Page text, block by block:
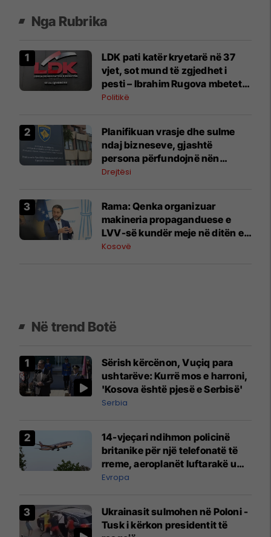
Nga Rubrika
LDK pati katër kryetarë në 37
vjet, sot mund të zgjedhet i
pesti – Ibrahim Rugova mbetet
më jetëgjati
Politikë
​Planifikuan vrasje dhe sulme
ndaj bizneseve, gjashtë
persona përfundojnë nën
aktakuzë
Drejtësi
Rama: Qenka organizuar
makineria propaganduese e
LVV-së kundër meje në ditën e
Kuvendit të LDK-së
Kosovë
Në trend Botë
Sërish kërcënon, Vuçiq para
ushtarëve: Kurrë mos e harroni,
'Kosova është pjesë e Serbisë'
Serbia
14-vjeçari ndihmon policinë
britanike për një telefonatë të
rreme, aeroplanët luftarakë u
ngritën në ajër për të
Mançesterit
Evropa
Ukrainasit sulmohen në Poloni -
Tusk i kërkon presidentit të